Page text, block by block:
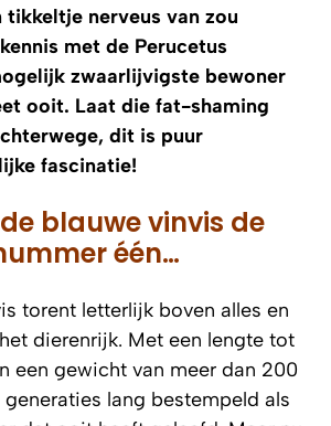
tikkeltje nerveus van zou
met de Perucetus
zwaarlijvigste bewoner
ooit. Laat die fat-shaming
dit is puur
fascinatie!
blauwe vinvis de
één…
torent letterlijk boven alles en
dierenrijk. Met een lengte tot
een gewicht van meer dan 200
lang bestempeld als